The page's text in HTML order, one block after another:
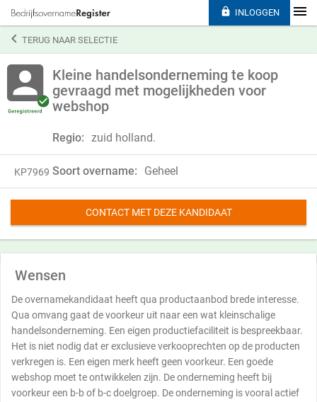
TERUG NAAR SELECTIE
Kleine handelsonderneming te koop
gevraagd met mogelijkheden voor
webshop
Regio: zuid holland.
KP7969 Soort overname: Geheel
CONTACT MET DEZE KANDIDAAT
Wensen
De overnamekandidaat heeft qua productaanbod brede interesse.
Qua omvang gaat de voorkeur uit naar een wat kleinschalige
handelsonderneming. Een eigen productiefaciliteit is bespreekbaar.
Het is niet nodig dat er exclusieve verkooprechten op de producten
verkregen is. Een eigen merk heeft geen voorkeur. Een goede
webshop moet te ontwikkelen zijn. De onderneming heeft bij
voorkeur een b-b of b-c doelgroep. De onderneming is vooral actief
 INLOGGEN